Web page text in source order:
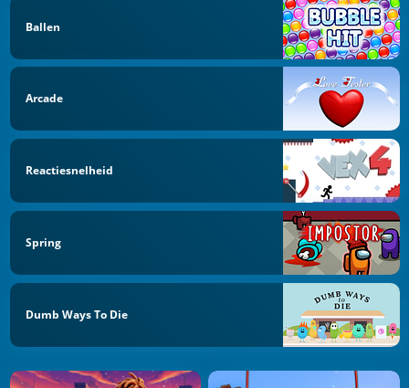
Ballen
Arcade
Reactiesnelheid
Spring
Dumb Ways To Die